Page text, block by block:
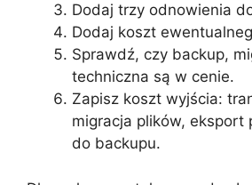
Dodaj trzy odnowienia
Dodaj koszt
Sprawdź, czy backup,
techniczna są w cenie.
Zapisz koszt wyjścia:
migracja plików, eksport
do backupu.